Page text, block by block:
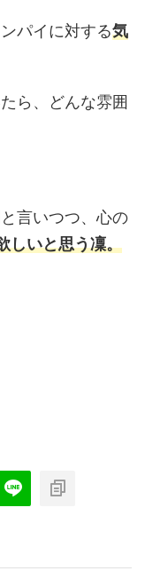
パイに対する気
ら、どんな雰囲
言いつつ、心の
しいと思う凜。